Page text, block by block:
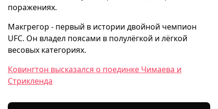
поражениях.
Макгрегор - первый в истории двойной чемпион
UFC. Он владел поясами в полулёгкой и лёгкой
весовых категориях.
Ковингтон высказался о поединке Чимаева и
Стрикленда